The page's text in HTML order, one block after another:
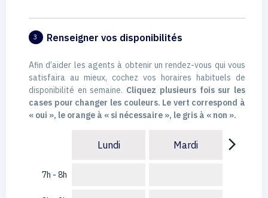
3 Renseigner vos disponibilités
Afin d’aider les agents à obtenir un rendez-vous qui vous
satisfaira au mieux, cochez vos horaires habituels de
disponibilité en semaine. Cliquez plusieurs fois sur les
cases pour changer les couleurs. Le vert correspond à
« oui », le orange à « si nécessaire », le gris à « non ».
7h - 8h
Lundi Mardi arrow_forward_ios